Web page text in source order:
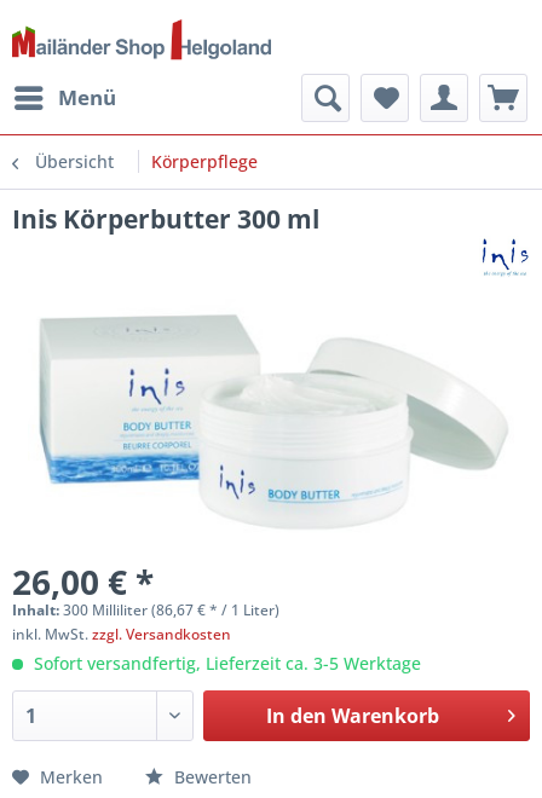
Menü
Übersicht Körperpflege
Inis Körperbutter 300 ml
26,00 € *
Inhalt:300 Milliliter (86,67 € * / 1 Liter)
inkl. MwSt.zzgl. Versandkosten
Sofort versandfertig, Lieferzeit ca. 3-5 Werktage
In den Warenkorb
Merken Bewerten